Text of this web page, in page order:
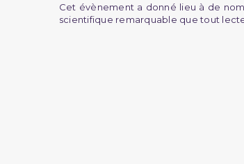
Cet évènement a donné lieu à de
scientifique remarquable que tout